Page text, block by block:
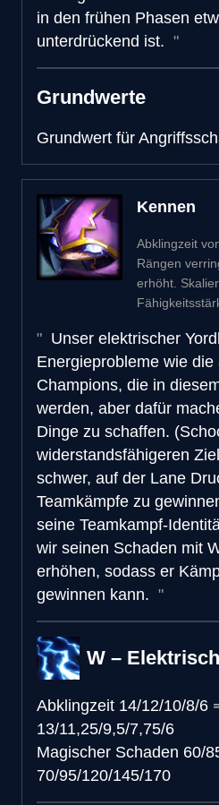
in den frühen Phasen
unterdrückend ist.
Grundwerte
Grundwert für
Kennen
Abklingzeit
Rängen
erhöht.
Unser elektrischer
Energieprobleme wie die
Champions, die in
werden, aber dafür
Dinge zu schaffen.
widerstandsfähigeren
schwer, auf der Lane
Teamkämpfe zu
seine Teamkampf-
wir seinen Schaden mit
erhöhen, sodass er
gewinnen kann.
W –
Abklingzeit 14/12/10/8/6
13/11,25/9,5/7,75/6
Magischer Schaden 60/
70/95/120/145/170